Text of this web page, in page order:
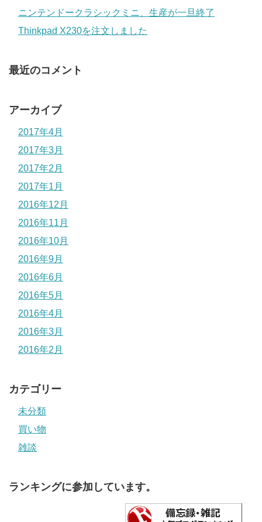
ニンテンドークラシックミニ、生産が一旦終了
Thinkpad X230を注文しました
最近のコメント
アーカイブ
2017年4月
2017年3月
2017年2月
2017年1月
2016年12月
2016年11月
2016年10月
2016年9月
2016年6月
2016年5月
2016年4月
2016年3月
2016年2月
カテゴリー
未分類
買い物
雑談
ランキングに参加しています。